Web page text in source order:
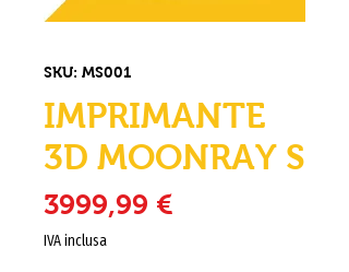
SKU: MS001
IMPRIMANTE
3D MOONRAY S
3999,99 €
IVA inclusa